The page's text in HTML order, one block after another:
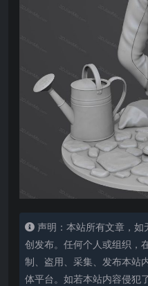
声明：本站所有文章，
创发布。任何个人或组织，
制、盗用、采集、发布本站
体平台。如若本站内容侵犯